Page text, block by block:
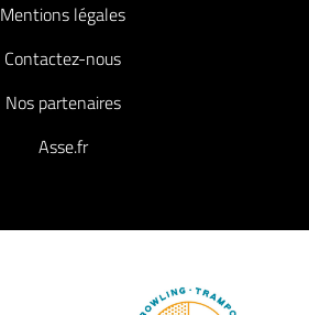
Mentions légales
Contactez-nous
Nos partenaires
Asse.fr